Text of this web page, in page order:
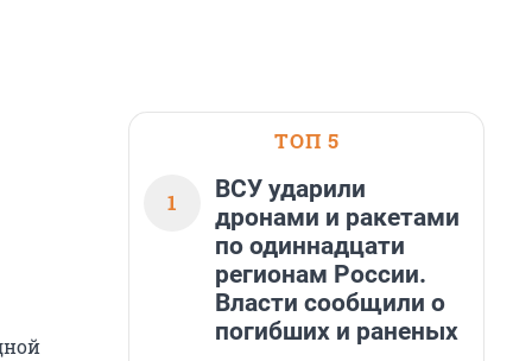
ТОП 5
1
ВСУ ударили
дронами и ракетами
по одиннадцати
регионам России.
Власти сообщили о
погибших и раненых